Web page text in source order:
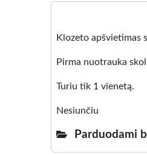
Klozeto apšvietimas
Pirma nuotrauka
Turiu tik 1 vienetą.
Nesiunčiu
Parduodami